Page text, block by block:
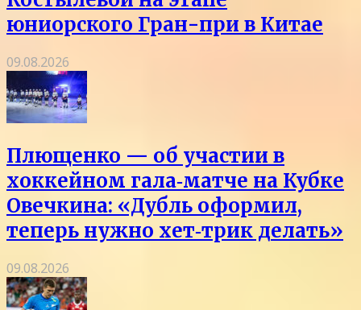
юниорского Гран-при в Китае
09.08.2026
Плющенко — об участии в
хоккейном гала‑матче на Кубке
Овечкина: «Дубль оформил,
теперь нужно хет‑трик делать»
09.08.2026